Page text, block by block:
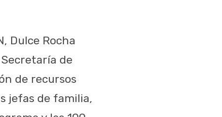
Dulce Rocha
de
de recursos
jefas de familia,